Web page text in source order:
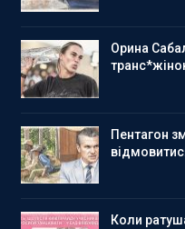
Орина
Пентагон
Коли